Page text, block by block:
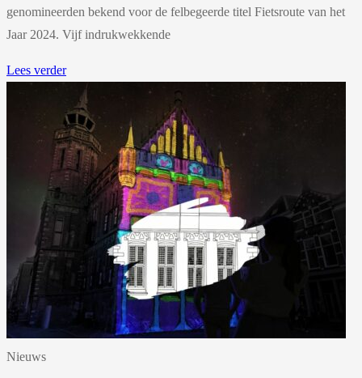
genomineerden bekend voor de felbegeerde titel Fietsroute van het
Jaar 2024. Vijf indrukwekkende
Lees verder
Nieuws